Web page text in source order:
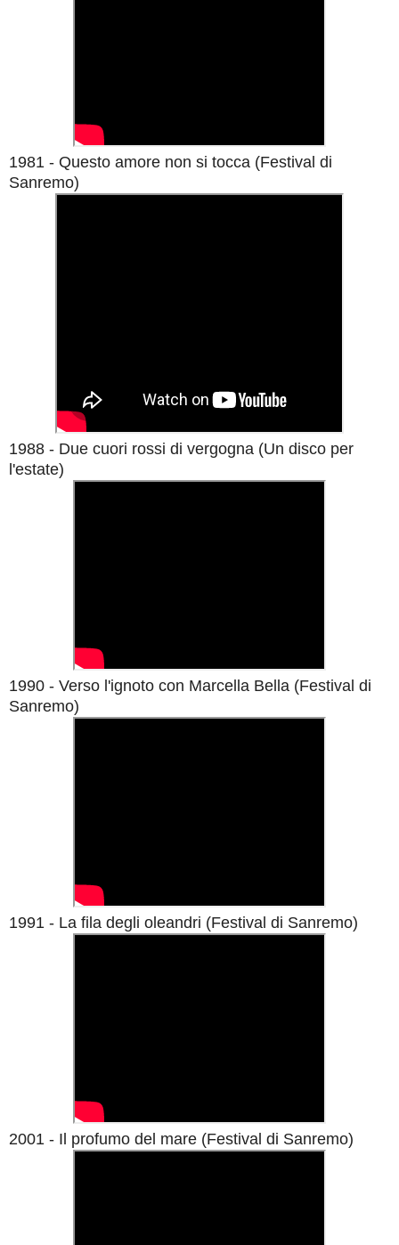
1981 - Questo amore non si tocca (Festival di
Sanremo)
1988 - Due cuori rossi di vergogna (Un disco per
l'estate)
1990 - Verso l'ignoto con Marcella Bella (Festival di
Sanremo)
1991 - La fila degli oleandri (Festival di Sanremo)
2001 - Il profumo del mare (Festival di Sanremo)